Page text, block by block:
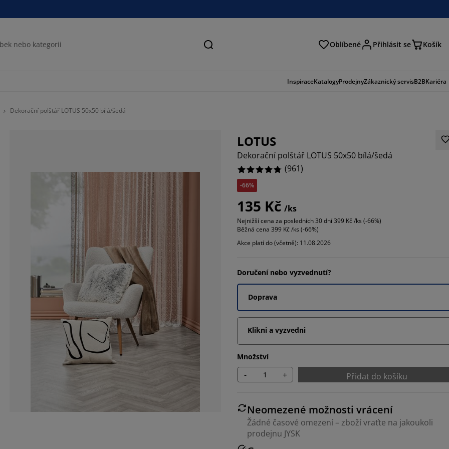
Hledat Oblíbené Přihlásit se Košík
InspiraceKatalogyProdejnyZákaznický servisB2BKariéra
Dekorační polštář LOTUS 50x50 bílá/šedá
LOTUS
Dekorační polštář LOTUS 50x50 bílá/šedá
(961)
-66%
135 Kč /ks
Nejnižší cena za posledních 30 dní399 Kč /ks (-66%)
Běžná cena 399 Kč /ks (-66%)
Akce platí do (včetně): 11.08.2026
Doručení nebo vyzvednutí?
Doprava
Klikni a vyzvedni
Množství
- + Přidat do košíku
Neomezené možnosti vrácení
Žádné časové omezení – zboží vraťte na jakoukoli
prodejnu JYSK
86.47242455775233%
7.596253902185223%
3.1217481789802286%
1.45681581685744%
1.352757544224766%